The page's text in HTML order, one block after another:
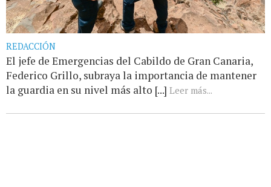
REDACCIÓN
El jefe de Emergencias del Cabildo de Gran Canaria,
Federico Grillo, subraya la importancia de mantener
la guardia en su nivel más alto [...] Leer más...